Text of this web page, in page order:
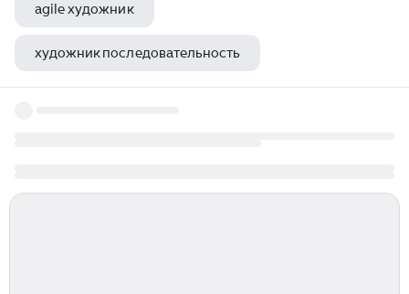
agile художник
художник последовательность